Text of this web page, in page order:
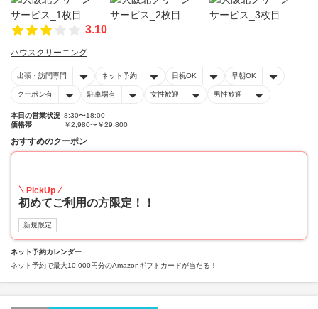
3.10
ハウスクリーニング
出張・訪問専門 ネット予約 日祝OK 早朝OK
クーポン有 駐車場有 女性歓迎 男性歓迎
本日の営業状況 8:30〜18:00
価格帯
￥2,980〜￥29,800
おすすめのクーポン
PickUp
初めてご利用の方限定！！
新規限定
ネット予約カレンダー
ネット予約で最大10,000円分のAmazonギフトカードが当たる！